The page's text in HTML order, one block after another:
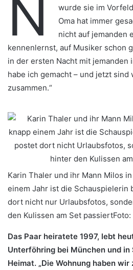
N
wurde sie im
Oma hat immer
nicht auf jemanden
kennenlernst, auf Musiker schon
in der ersten Nacht mit jemanden
habe ich gemacht – und jetzt sind
zusammen.“
Karin Thaler und ihr Mann Milos
einem Jahr ist die Schauspielerin
dort nicht nur Urlaubsfotos,
den Kulissen am Set
Das Paar heiratete 1997, lebt
Unterföhring bei München und in
Heimat. „Die Wohnung haben